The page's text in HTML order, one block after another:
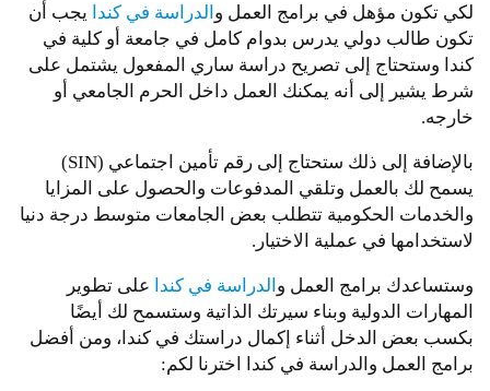
لكي تكون مؤهل في برامج العمل و الدراسة في كندا يجب أن
تكون طالب دولي يدرس بدوام كامل في جامعة أو كلية في
كندا وستحتاج إلى تصريح دراسة ساري المفعول يشتمل على
شرط يشير إلى أنه يمكنك العمل داخل الحرم الجامعي أو
خارجه.
بالإضافة إلى ذلك ستحتاج إلى رقم تأمين اجتماعي (SIN)
يسمح لك بالعمل وتلقي المدفوعات والحصول على المزايا
والخدمات الحكومية تتطلب بعض الجامعات متوسط ​​درجة دنيا
لاستخدامها في عملية الاختيار.
وستساعدك برامج العمل و الدراسة في كندا على تطوير
المهارات الدولية وبناء سيرتك الذاتية وستسمح لك أيضًا
بكسب بعض الدخل أثناء إكمال دراستك في كندا، ومن أفضل
برامج العمل والدراسة في كندا اخترنا لكم: